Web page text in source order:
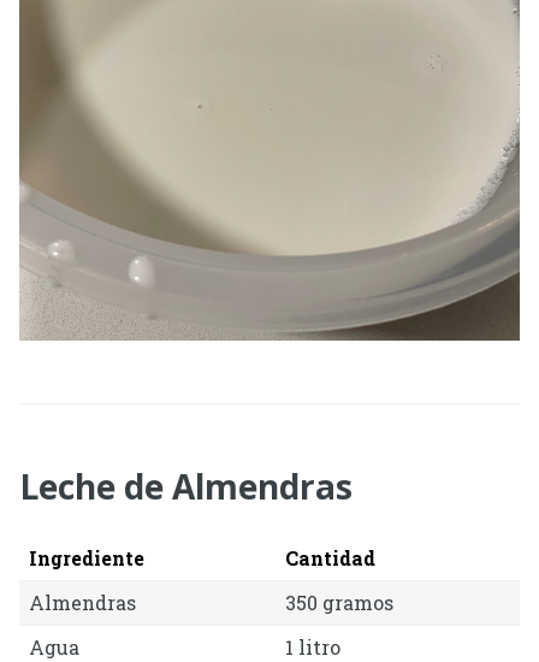
Leche de Almendras
Ingrediente
Cantidad
Almendras
350 gramos
Agua
1 litro